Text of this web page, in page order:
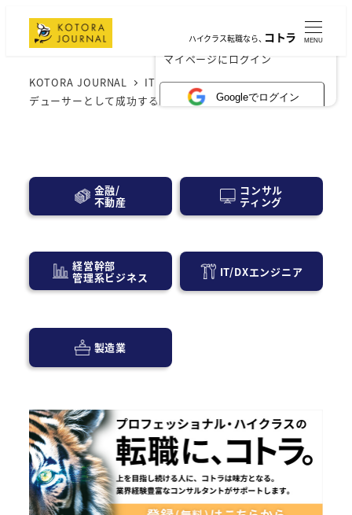
×
マイページにログイン
Googleでログイン
ハイクラス転職なら、コトラ MENU
KOTORA JOURNAL IT業界
夢の1000万円！Webプロ
デューサーとして成功するためのチェックポイント
金融/
不動産
コンサル
ティング
経営幹部
管理系ビジネス IT/DXエンジニア
製造業